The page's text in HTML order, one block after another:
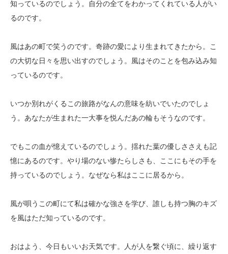
知っているのでしょう。自分の全てをわかってくれている人がい
るのです。
風はあの町で笑うのです。奇跡の愛により生まれてきたから。こ
の大切な日々を思い出すのでしょう。風はそのことを包み込み知
っているのです。
いつか別れがくるこの旅路がなんの意味を紡いでいたのでしょ
う。あなたが生まれた一大事を悦んだあの輪もそうなのです。
でもこの血が憶えているのでしょう。揺れた葉の優しささえも記
憶にあるのです。やり場のない惨たらしさも、ここにもその手を
持っているのでしょう。なぜなら私はここに居るから。
風が唄うこの町にて私は確かな強さを学び、誰しも持つ胸のキズ
を風はただ知っているのです。
おはよう、今日もいいお天気です。人が人を繋ぐ頃に、繰り返す